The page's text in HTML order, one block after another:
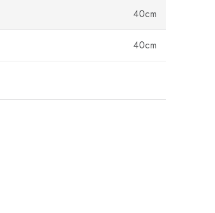
40cm
40cm